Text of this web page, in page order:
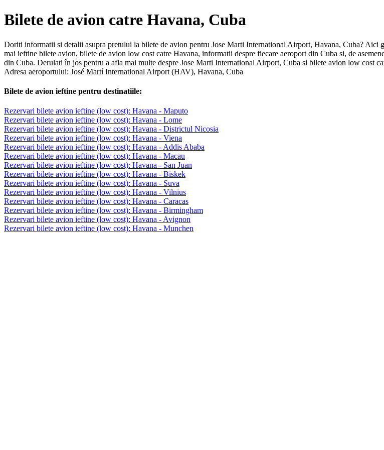
Bilete de avion catre Havana, Cuba
Doriti informatii si detalii asupra pretului la bilete de avion pentru Jose Marti International Airport, Havana, Cuba?
mai ieftine bilete avion, bilete de avion low cost catre Havana, informatii despre fiecare aeroport din Cuba si, de
din Cuba. Derulati în jos pentru a afla mai multe despre Jose Marti International Airport, Cuba si bilete avion low cost
Adresa aeroportului: José Martí International Airport (HAV), Havana, Cuba
Bilete de avion ieftine pentru destinatiile:
Rezervari bilete avion ieftine (low cost): Havana - Maputo
Rezervari bilete avion ieftine (low cost): Havana - Lome
Rezervari bilete avion ieftine (low cost): Havana - Districtul Nicosia
Rezervari bilete avion ieftine (low cost): Havana - Viena
Rezervari bilete avion ieftine (low cost): Havana - Addis Ababa
Rezervari bilete avion ieftine (low cost): Havana - Macau
Rezervari bilete avion ieftine (low cost): Havana - San Juan
Rezervari bilete avion ieftine (low cost): Havana - Biskek
Rezervari bilete avion ieftine (low cost): Havana - Suva
Rezervari bilete avion ieftine (low cost): Havana - Vilnius
Rezervari bilete avion ieftine (low cost): Havana - Caracas
Rezervari bilete avion ieftine (low cost): Havana - Birmingham
Rezervari bilete avion ieftine (low cost): Havana - Avignon
Rezervari bilete avion ieftine (low cost): Havana - Munchen